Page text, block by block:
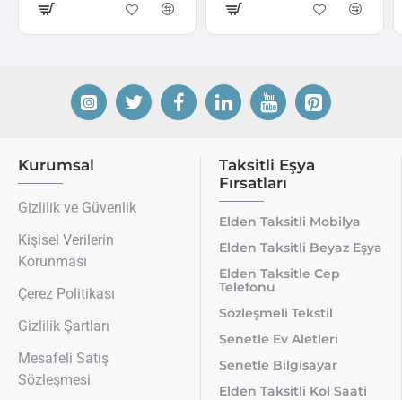
Kurumsal
Gizlilik ve Güvenlik
Kişisel Verilerin
Korunması
Çerez Politikası
Gizlilik Şartları
Mesafeli Satış
Sözleşmesi
Taksitli Eşya
Fırsatları
Elden Taksitli Mobilya
Elden Taksitli Beyaz Eşya
Elden Taksitle Cep
Telefonu
Sözleşmeli Tekstil
Senetle Ev Aletleri
Senetle Bilgisayar
Elden Taksitli Kol Saati